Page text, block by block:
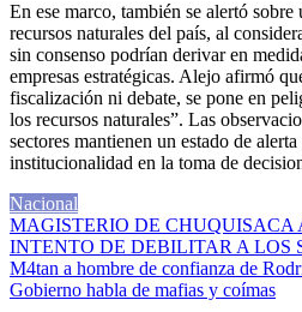
En ese marco, también se alertó
recursos naturales del país, al
sin consenso podrían derivar en
empresas estratégicas. Alejo afirmó
fiscalización ni debate, se pone en
los recursos naturales”. Las
sectores mantienen un estado de
institucionalidad en la toma de
Nacional
Navegación
de
entradas
MAGISTERIO DE CHUQUISACA
INTENTO DE DEBILITAR A LOS
M4tan a hombre de confianza de
Gobierno habla de mafias y coímas